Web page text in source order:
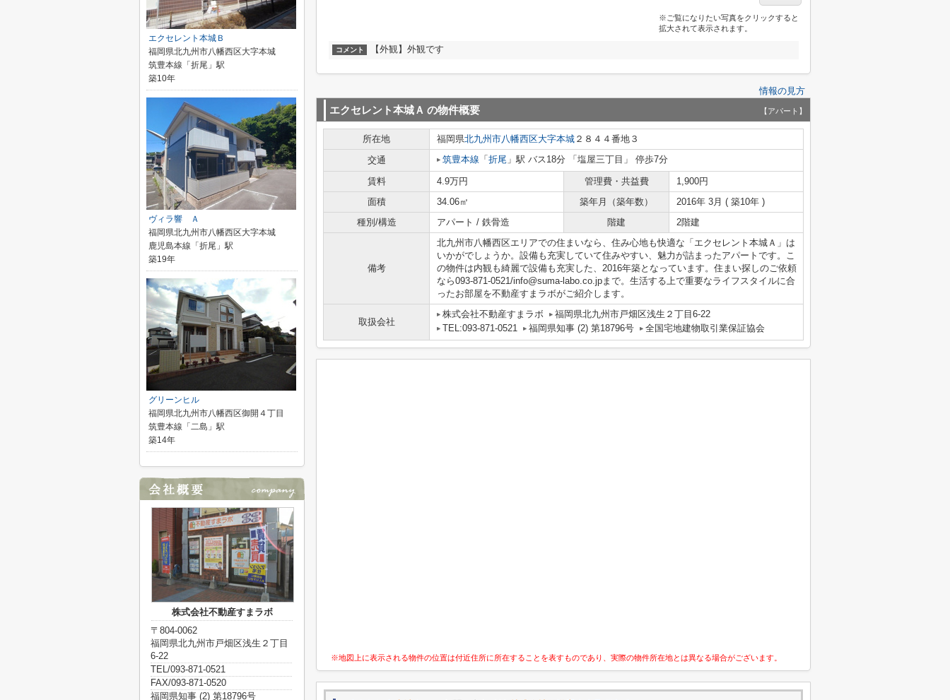
※ご覧になりたい写真をクリックすると
拡大されて表示されます。
コメント 【外観】外観です
情報の見方
エクセレント本城Ａ の物件概要 【アパート】
所在地 福岡県北九州市八幡西区大字本城 ２８４４番地３
交通
筑豊本線 「 折尾 」駅 バス18分 「塩屋三丁目」 停歩7分
賃料 4.9万円 管理費・共益費
1,900円
面積
34.06㎡ 築年月（築年数）
2016年 3月 ( 築10年 )
種別/構造
アパート / 鉄骨造 階建 2階建
備考
北九州市八幡西区エリアでの住まいなら、住み心地も快適な「エクセレント本城Ａ」は
いかがでしょうか。設備も充実していて住みやすい、魅力が詰まったアパートです。こ
の物件は内観も綺麗で設備も充実した、2016年築となっています。住まい探しのご依頼
なら093-871-0521/info@suma-labo.co.jpまで。生活する上で重要なライフスタイルに合
ったお部屋を不動産すまラボがご紹介します。
取扱会社
株式会社不動産すまラボ
福岡県北九州市戸畑区浅生２丁目6-22
TEL:093-871-0521
福岡県知事 (2) 第18796号 全国宅地建物取引業保証協会
※地図上に表示される物件の位置は付近住所に所在することを表すものであり、実際の物件所在地とは異なる場合がございます。
エクセレント本城Ｂ
福岡県北九州市八幡西区大字本城
筑豊本線「折尾」駅
築10年
ヴィラ響 Ａ
福岡県北九州市八幡西区大字本城
鹿児島本線「折尾」駅
築19年
グリーンヒル
福岡県北九州市八幡西区御開４丁目
筑豊本線「二島」駅
築14年
株式会社不動産すまラボ
〒804-0062
福岡県北九州市戸畑区浅生２丁目
6-22
TEL/093-871-0521
FAX/093-871-0520
福岡県知事 (2) 第18796号